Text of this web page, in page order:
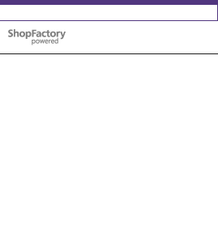
WebShop erstellt mit
ShopFactory Shop